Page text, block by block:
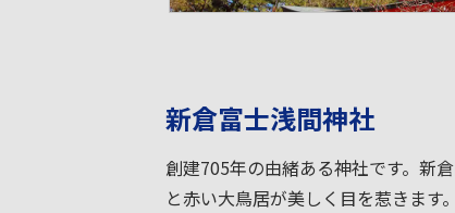
新倉富士浅間神社
創建705年の由緒ある神社です。新
と赤い大鳥居が美しく目を惹きます